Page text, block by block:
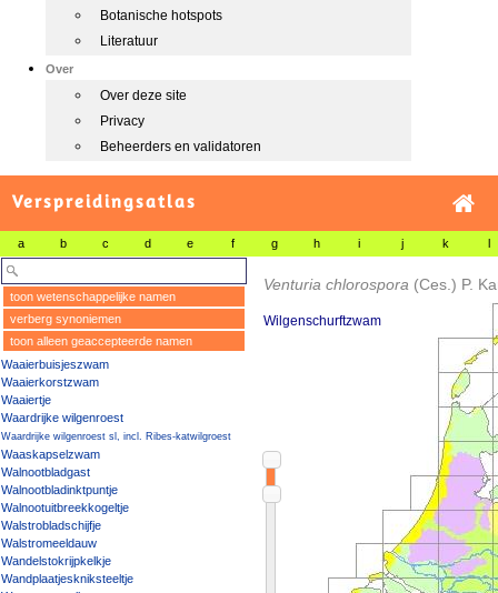
Botanische hotspots
Literatuur
Over
Over deze site
Privacy
Beheerders en validatoren
Verspreidingsatlas
a b c d e f g h i j k l
toon wetenschappelijke namen
verberg synoniemen
toon alleen geaccepteerde namen
Waaierbuisjeszwam
Waaierkorstzwam
Waaiertje
Waardrijke wilgenroest
Waardrijke wilgenroest sl, incl. Ribes-katwilgroest
Waaskapselzwam
Walnootbladgast
Walnootbladinktpuntje
Walnootuitbreekkogeltje
Walstrobladschijfje
Walstromeeldauw
Wandelstokrijpkelkje
Wandplaatjeskniksteeltje
Venturia chlorospora (Ces.) P.
Wilgenschurftzwam